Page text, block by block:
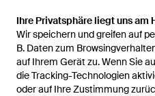
Ihre Privatsphäre liegt uns am
Wir speichern und greifen auf
B. Daten zum
auf Ihrem Gerät zu. Wenn Sie
die Tracking-Technologien
oder auf Ihre Zustimmung